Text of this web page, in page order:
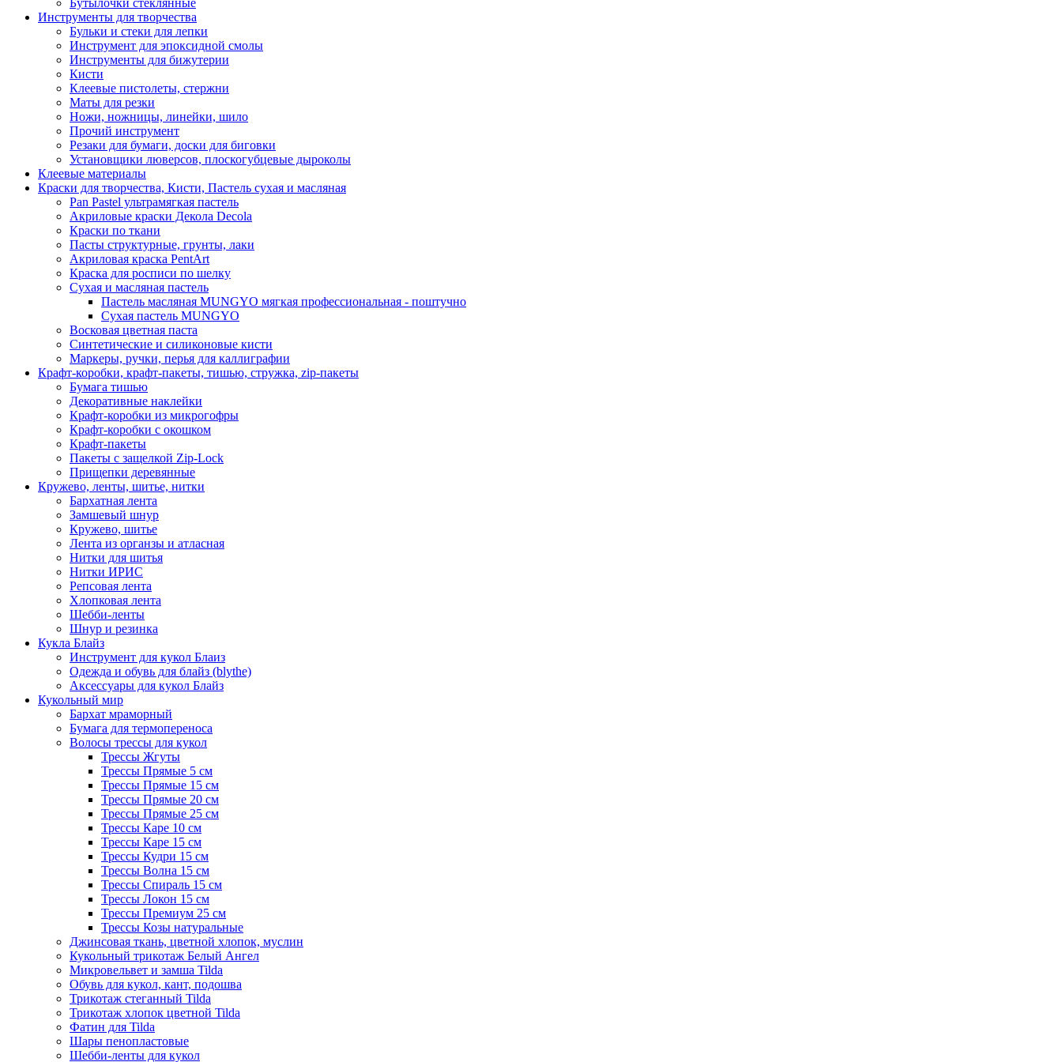
Инструменты для творчества
Бульки и стеки для лепки
Инструмент для эпоксидной смолы
Инструменты для бижутерии
Кисти
Клеевые пистолеты, стержни
Маты для резки
Ножи, ножницы, линейки, шило
Прочий инструмент
Резаки для бумаги, доски для биговки
Установщики люверсов, плоскогубцевые дыроколы
Клеевые материалы
Краски для творчества, Кисти, Пастель сухая и масляная
Pan Pastel ультрамягкая пастель
Акриловые краски Декола Decola
Краски по ткани
Пасты структурные, грунты, лаки
Акриловая краска PentArt
Краска для росписи по шелку
Cухая и масляная пастель
Пастель масляная MUNGYO мягкая профессиональная - поштучно
Сухая пастель MUNGYO
Восковая цветная паста
Синтетические и силиконовые кисти
Маркеры, ручки, перья для каллиграфии
Крафт-коробки, крафт-пакеты, тишью, стружка, zip-пакеты
Бумага тишью
Декоративные наклейки
Крафт-коробки из микрогофры
Крафт-коробки с окошком
Крафт-пакеты
Пакеты с защелкой Zip-Lock
Прищепки деревянные
Кружево, ленты, шитье, нитки
Бархатная лента
Замшевый шнур
Кружево, шитье
Лента из органзы и атласная
Нитки для шитья
Нитки ИРИС
Репсовая лента
Хлопковая лента
Шебби-ленты
Шнур и резинка
Кукла Блайз
Инструмент для кукол Блаиз
Одежда и обувь для блайз (blythe)
Аксессуары для кукол Блайз
Кукольный мир
Бархат мраморный
Бумага для термопереноса
Волосы трессы для кукол
Трессы Жгуты
Трессы Прямые 5 см
Трессы Прямые 15 см
Трессы Прямые 20 см
Трессы Прямые 25 см
Трессы Каре 10 см
Трессы Каре 15 см
Трессы Кудри 15 см
Трессы Волна 15 см
Трессы Спираль 15 см
Трессы Локон 15 см
Трессы Премиум 25 см
Трессы Козы натуральные
Джинсовая ткань, цветной хлопок, муслин
Кукольный трикотаж Белый Ангел
Микровельвет и замша Tilda
Обувь для кукол, кант, подошва
Трикотаж стеганный Tilda
Трикотаж хлопок цветной Tilda
Фатин для Tilda
Шары пенопластовые
Шебби-ленты для кукол